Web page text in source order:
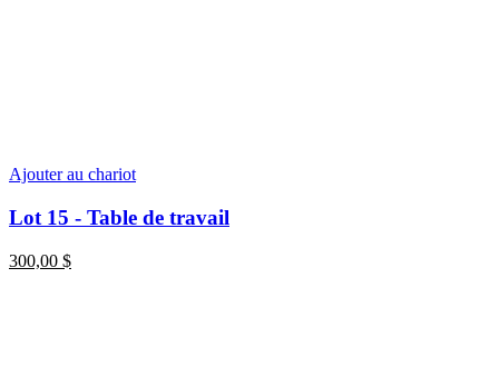
Ajouter au chariot
Lot 15 - Table de travail
300,00 $